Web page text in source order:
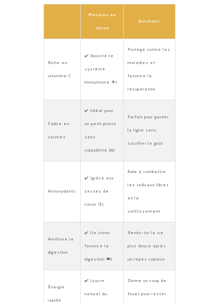
Macaron au
citron
Bienfaits
Riche en
vitamine C
✔️ (booste le
système
immunitaire 🌟)
Protège contre les
maladies et
favorise la
récupération
Faible en
calories
✔️ (idéal pour
un petit plaisir
sans
culpabilité 🍰)
Parfait pour garder
la ligne sans
sacrifier le goût
Antioxydants
✔️ (grâce aux
zestes de
citron 🍋)
Aide à combattre
les radicaux libres
et le
vieillissement
Améliore la
digestion
✔️ (le citron
favorise la
digestion 🍽️)
Rends-toi la vie
plus douce après
un repas copieux
Énergie
rapide
✔️ (sucre
naturel du
Donne un coup de
fouet pour rester